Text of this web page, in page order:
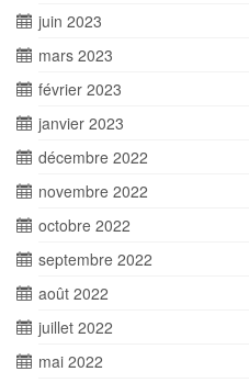
juin 2023
mars 2023
février 2023
janvier 2023
décembre 2022
novembre 2022
octobre 2022
septembre 2022
août 2022
juillet 2022
mai 2022